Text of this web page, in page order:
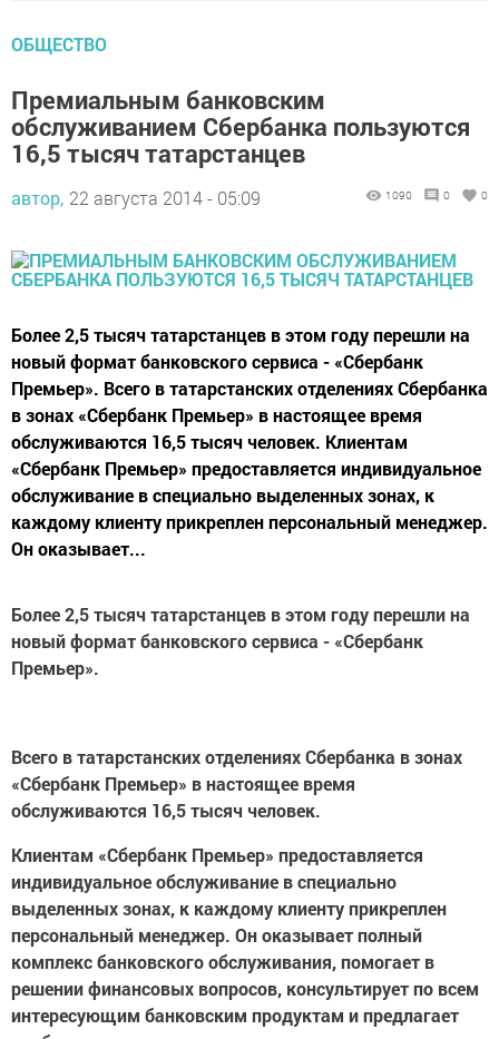
ОБЩЕСТВО
Премиальным банковским
обслуживанием Сбербанка пользуются
16,5 тысяч татарстанцев
автор, 22 августа 2014 - 05:09 1090 0 0
Более 2,5 тысяч татарстанцев в этом году перешли на
новый формат банковского сервиса - «Сбербанк
Премьер». Всего в татарстанских отделениях Сбербанка
в зонах «Сбербанк Премьер» в настоящее время
обслуживаются 16,5 тысяч человек. Клиентам
«Сбербанк Премьер» предоставляется индивидуальное
обслуживание в специально выделенных зонах, к
каждому клиенту прикреплен персональный менеджер.
Он оказывает...
Более 2,5 тысяч татарстанцев в этом году перешли на
новый формат банковского сервиса - «Сбербанк
Премьер».
Всего в татарстанских отделениях Сбербанка в зонах
«Сбербанк Премьер» в настоящее время
обслуживаются 16,5 тысяч человек.
Клиентам «Сбербанк Премьер» предоставляется
индивидуальное обслуживание в специально
выделенных зонах, к каждому клиенту прикреплен
персональный менеджер. Он оказывает полный
комплекс банковского обслуживания, помогает в
решении финансовых вопросов, консультирует по всем
интересующим банковским продуктам и предлагает